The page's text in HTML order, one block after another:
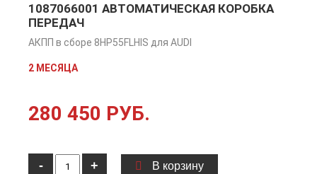
1087066001 АВТОМАТИЧЕСКАЯ КОРОБКА
ПЕРЕДАЧ
АКПП в сборе 8HP55FLHIS для AUDI
2 МЕСЯЦА
280 450 РУБ.
- + В корзину